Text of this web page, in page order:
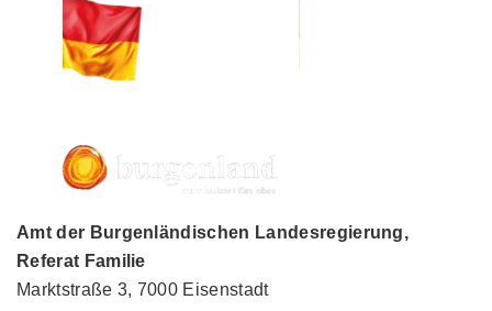
Amt der Burgenländischen Landesregierung,
Referat Familie
Marktstraße 3, 7000 Eisenstadt